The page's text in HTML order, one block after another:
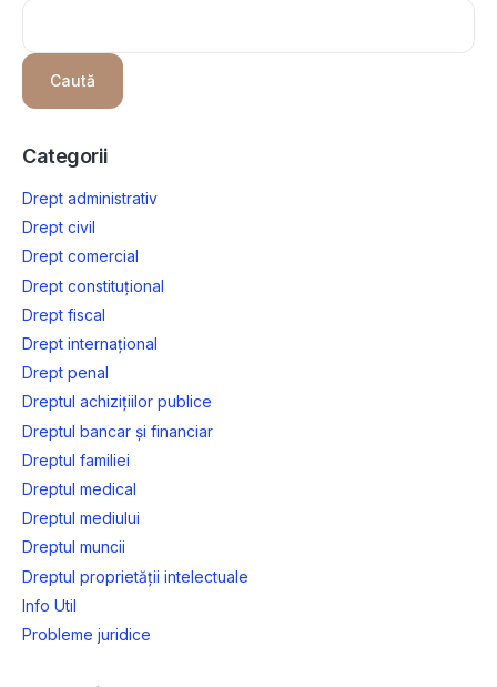
Caută
Categorii
Drept administrativ
Drept civil
Drept comercial
Drept constituțional
Drept fiscal
Drept internațional
Drept penal
Dreptul achizițiilor publice
Dreptul bancar și financiar
Dreptul familiei
Dreptul medical
Dreptul mediului
Dreptul muncii
Dreptul proprietății intelectuale
Info Util
Probleme juridice